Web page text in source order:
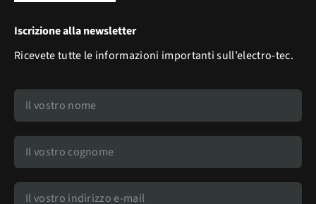
Iscrizione alla newsletter
Ricevete tutte le informazioni importanti sull’electro-tec.